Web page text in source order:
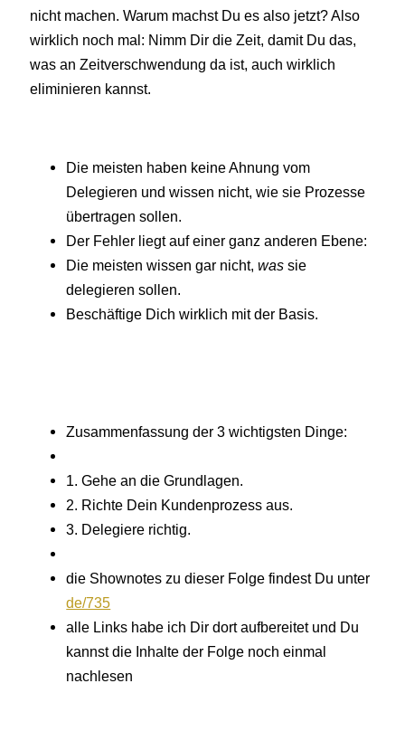
nicht machen. Warum machst Du es also jetzt? Also
wirklich noch mal: Nimm Dir die Zeit, damit Du das,
was an Zeitverschwendung da ist, auch wirklich
eliminieren kannst.
Die meisten haben keine Ahnung vom
Delegieren und wissen nicht, wie sie Prozesse
übertragen sollen.
Der Fehler liegt auf einer ganz anderen Ebene:
Die meisten wissen gar nicht,was sie
delegieren sollen.
Beschäftige Dich wirklich mit der Basis.
Zusammenfassung der 3 wichtigsten Dinge:
1. Gehe an die Grundlagen.
2. Richte Dein Kundenprozess aus.
3. Delegiere richtig.
die Shownotes zu dieser Folge findest Du unter
de/735
alle Links habe ich Dir dort aufbereitet und Du
kannst die Inhalte der Folge noch einmal
nachlesen